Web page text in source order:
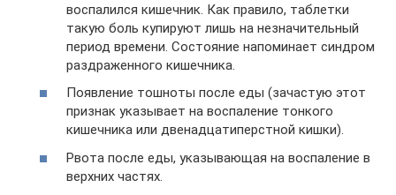
воспалился кишечник. Как правило, таблетки
такую боль купируют лишь на незначительный
период времени. Состояние напоминает синдром
раздраженного кишечника.
Появление тошноты после еды (зачастую этот
признак указывает на воспаление тонкого
кишечника или двенадцатиперстной кишки).
Рвота после еды, указывающая на воспаление в
верхних частях.